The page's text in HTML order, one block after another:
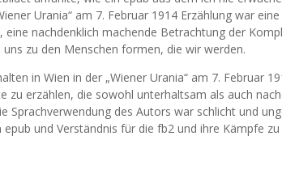
Urania“ am 7. Februar 1914 Erzählung war
eine nachdenklich machende Betrachtung der
zu den Menschen formen, die wir werden.
in Wien in der „Wiener Urania“ am 7. Februar
zu erzählen, die sowohl unterhaltsam als auch
Sprachverwendung des Autors war schlicht und
und Verständnis für die fb2 und ihre Kämpfe